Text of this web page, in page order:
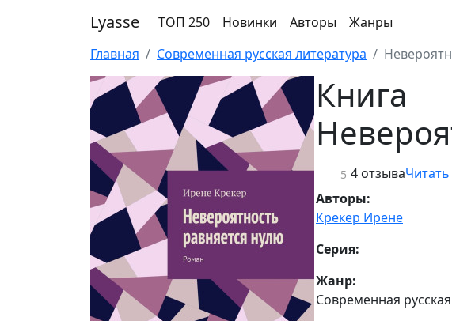
Lyasse ТОП 250 Новинки Авторы Жанры
Главная
Современная русская литература
Книга
5 4 отзыва
Авторы:
Крекер Ирене
Серия:
Жанр:
Современная